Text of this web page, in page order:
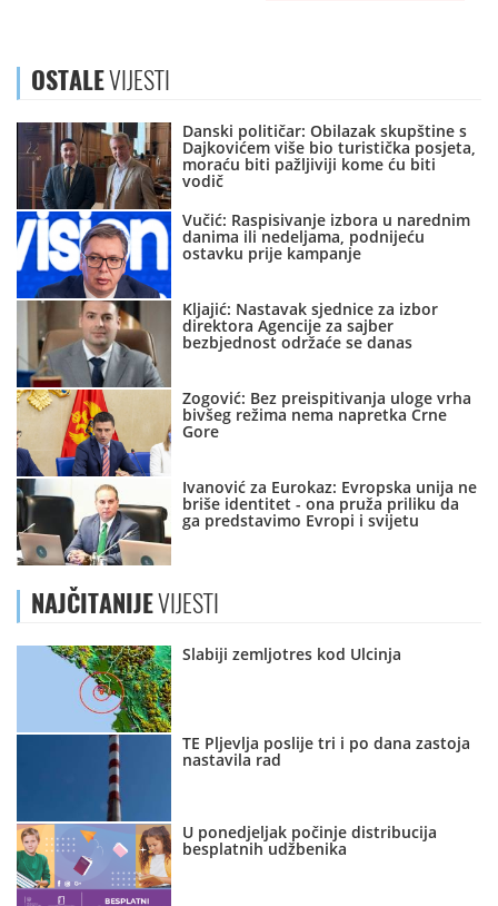
OSTALEVIJESTI
Danski političar: Obilazak skupštine s
Dajkovićem više bio turistička posjeta,
moraću biti pažljiviji kome ću biti
vodič
Vučić: Raspisivanje izbora u narednim
danima ili nedeljama, podnijeću
ostavku prije kampanje
Kljajić: Nastavak sjednice za izbor
direktora Agencije za sajber
bezbjednost održaće se danas
Zogović: Bez preispitivanja uloge vrha
bivšeg režima nema napretka Crne
Gore
Ivanović za Eurokaz: Evropska unija ne
briše identitet - ona pruža priliku da
ga predstavimo Evropi i svijetu
NAJČITANIJEVIJESTI
Slabiji zemljotres kod Ulcinja
TE Pljevlja poslije tri i po dana zastoja
nastavila rad
U ponedjeljak počinje distribucija
besplatnih udžbenika